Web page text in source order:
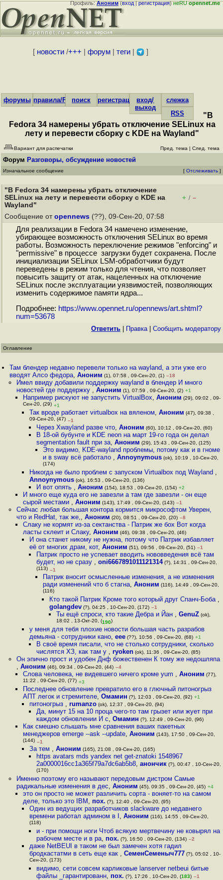
Профиль:Аноним(вход|регистрация)неRUopennet.me
[ новости/+++ форум| теги| ]
форумы правила/FAQпоиск регистрациявход/
выход
слежка
RSS
"В
Fedora 34 намерены убрать отключение SELinux на
лету и перевести сборку с KDE на Wayland"
Вариант для распечатки Пред. тема | След. тема
Форум Разговоры, обсуждение новостей
Изначальное сообщение [ Отслеживать ]
"В Fedora 34 намерены убрать отключение
SELinux на лету и перевести сборку с KDE на
Wayland"
+ / –
Сообщение от opennews (??), 09-Сен-20, 07:58
Для реализации в Fedora 34 намечено изменение,
убирающее возможность отключения SELinux во время
работы. Возможность переключение режимов "enforcing" и
"permissive" в процессе загрузки будет сохранена. После
инициализации SELinux LSM-обработчики будут
переведены в режим только для чтения, что позволяет
повысить защиту от атак, нацеленных на отключение
SELinux после эксплуатации уязвимостей, позволяющих
изменить содержимое памяти ядра...
Подробнее: https://www.opennet.ru/opennews/art.shtml?
num=53678
Ответить Правка| Cообщить модератору
Оглавление
Там блендер недавно перевели только на wayland, а эти уже его
вводят Алсо федора,Аноним (1), 07:58 , 09-Сен-20, (1) –18
Имел ввиду добавили поддержку wayland в блендер И много
новостей где поддержку , Аноним (1), 07:59 , 09-Сен-20, (2) +1
Например рискуют не запустить VirtualBox, Аноним (29), 09:02 , 09-
Сен-20, (29) +1
Так вроде работает virtualbox на вяленом,Аноним (47), 09:38 ,
09-Сен-20, (47) –1
Через Xwayland разве что, Аноним (60), 10:12 , 09-Сен-20, (60)
В 18-ой бубунте и KDE neon на март 19-го года он делал
segmentation fault при за, Аноним (29), 15:43 , 09-Сен-20, (125)
Это видимо, KDE-wayland проблемы, потому как и в гноме
и в sway всё работало , Annoynymous(ok), 10:19 , 10-Сен-20,
(174)
Никогда не было проблем с запуском Virtualbox под Wayland ,
Annoynymous (ok), 16:53 , 09-Сен-20, (136)
И вот опять , Аноним (154), 18:53 , 09-Сен-20, (154) +2
И много еще куда его не завезли а там где завезли - он еще
сырой местами , Аноним (143), 17:49 , 09-Сен-20, (143) –1
Сейчас любая большая контора кормится микрософтом Уверен,
что и RedHat, так же,, Аноним (20), 08:51 , 09-Сен-20, (20) –8
Слаку не кормят из-за сектанства - Патрик же бох Вот когда
ласты склеит и Слаку, Аноним (46), 09:38 , 09-Сен-20, (46)
И она станет никому не нужна, потому что Патрик избавляет
её от многих драм, кот,Аноним (51), 09:56 , 09-Сен-20, (51) –1
Патрик просто не успевает вводить нововведения всё там
будет, но не сразу , oni6667891011121314(?), 14:31 , 09-Сен-20,
(113) –1
Патрик вносит осмысленные изменения, а не изменения
ради изменений что б стагна, Аноним (116), 14:49 , 09-Сен-20,
(116)
Кто такой Патрик Кроме того который друг Спанч-Боба ,
golangdev (?), 04:25 , 10-Сен-20, (172) –1
Ты ещё спроси, кто такие Дебра и Йан , GenuZ(ok),
18:02 , 13-Окт-20, (190)
у меня для тебя плохие новости большая часть разрабов
демьяна - сотрудники кано,eee (??), 10:56 , 09-Сен-20, (68) +1
В своё время писали, что не столько сотрудники, сколько
числятся ХЗ, как там у , ryoken(ok), 11:36 , 09-Сен-20, (85)
Он эпично прост и удобен Днф божественен К тому же недошляпа
, Аноним (46), 09:34 , 09-Сен-20, (44) –4
Слова человека, не видевшего ничего кроме yum , Аноним (77),
11:22 , 09-Сен-20, (77) +3
Последнее обновление превратило его в глючный питоногрыз
АПТ легок и стремителе, Омамин (?), 12:03 , 09-Сен-20, (92) +1
питоногрыз ,rumanzo (ok), 12:37 , 09-Сен-20, (94)
Да, минут 15 на 10 проца чего-то там грызет или жует при
каждом обновлении И с, Омамин (?), 12:49 , 09-Сен-20, (96)
Как смешно слышать мне сравнения ваших пакетных
менеджеров emerge --ask --update, Аноним (143), 17:50 , 09-Сен-20,
(144) –1
За тем ,Аноним (165), 21:08 , 09-Сен-20, (165)
https avatars mds yandex net get-znatoki 1548967
2a0000016cc1a365f79a7dc6ab5b8, анончик(?), 00:47 , 10-Сен-20,
(170)
Именно поэтому его называют передовым дистром Самые
радикальные изменения в дес, Аноним (45), 09:35 , 09-Сен-20, (45) +4
это он просто не может различить сорта - воняет-то на самом
деле, только это IBM , пох. (?), 12:40 , 09-Сен-20, (95)
Один из ведущих разработчиков slackware до недавнего
времени работал админом в I ,Аноним (116), 14:55 , 09-Сен-20,
(118)
и - при помощи ноги Чтоб всякую мертвечину не ковырял на
рабочем месте и в ра, пох. (?), 16:50 , 09-Сен-20, (134) –2
даже NetBEUI в таком не был замечен хотя гадил
бродкастатми в сеть еще как ,СеменСеменыч777 (?), 05:02 , 10-
Сен-20, (173)
видимо, сети совсем карликовые lanserver netbeui битые
файлы _гарантированн, пох. (?), 17:26 , 10-Сен-20, (183) –1